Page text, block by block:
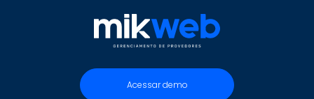
Acessar demo